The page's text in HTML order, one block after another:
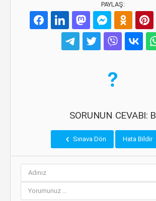
PAYLAŞ:
SORUNUN CEVABI: B
Sınava Dön Hata Bildir